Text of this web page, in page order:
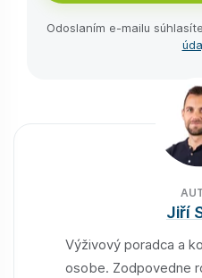
Odoslaním e-⁠mailu
Jiří
Výživový poradca a
osobe. Zodpovedne